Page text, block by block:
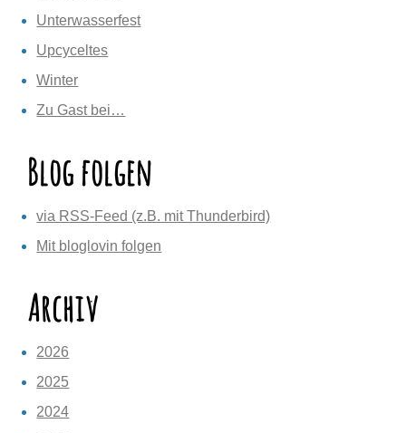
Unterwasserfest
Upcyceltes
Winter
Zu Gast bei…
Blog folgen
via RSS-Feed (z.B. mit Thunderbird)
Mit bloglovin folgen
Archiv
2026
2025
2024